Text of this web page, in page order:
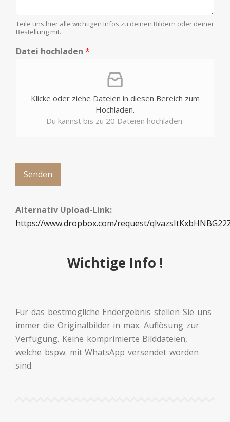
D
a
e
i
c
h
l
d
e
n
N
a
m
e
Teile uns hier alle wichtigen Infos zu deinen Bildern oder deiner
Bestellung mit.
Datei hochladen *
Klicke oder ziehe Dateien in diesen Bereich zum
Hochladen.
Du kannst bis zu 20 Dateien hochladen.
Senden
Alternativ Upload-Link:
https://www.dropbox.com/request/
Wichtige Info !
Für das bestmögliche Endergebnis stellen Sie uns
immer die Originalbilder in max. Auflösung zur
Verfügung. Keine komprimierte Bilddateien,
welche bspw. mit WhatsApp versendet worden
sind.